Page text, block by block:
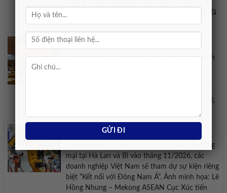
cựu Đại sứ Ukraine tại Mỹ Olha Stefanishyna đã
...
Quốc hội thảo luận về việc thành lập thành phố
Quảng Ninh thành phố Bắc Ninh
Quốc hội hôm nay thảo luận ở Tổ về việc thành
chương trình kỳ họp không thường lệ thứ nhất,
Doanh nghiệp Việt sẽ tham dự sự kiện Kết nối với
Trong khuôn khổ chương trình xúc tiến thương
mại tại Hà Lan và Bỉ vào tháng 11/2026, các
doanh nghiệp Việt Nam sẽ tham dự sự kiện riêng
biệt “Kết nối với Đông Nam Á”. Ảnh minh họa: Lê
Hồng Nhung – Mekong ASEAN Cục Xúc tiến